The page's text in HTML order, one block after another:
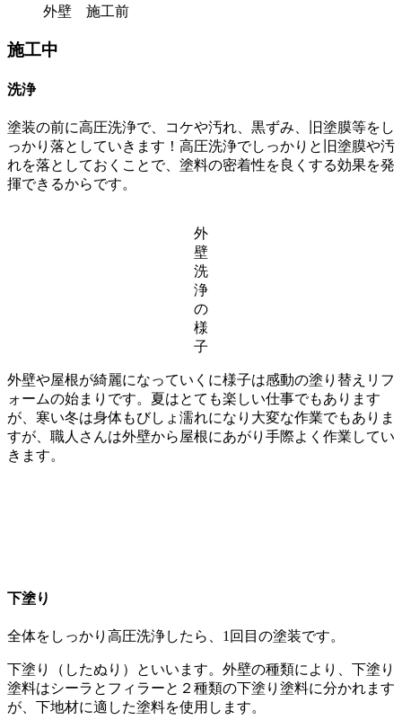
外壁 施工前
施工中
洗浄
塗装の前に高圧洗浄で、コケや汚れ、黒ずみ、旧塗膜等をし
っかり落としていきます！高圧洗浄でしっかりと旧塗膜や汚
れを落としておくことで、塗料の密着性を良くする効果を発
揮できるからです。
外
壁
洗
浄
の
様
子
外壁や屋根が綺麗になっていくに様子は感動の塗り替えリフ
ォームの始まりです。夏はとても楽しい仕事でもあります
が、寒い冬は身体もびしょ濡れになり大変な作業でもありま
すが、職人さんは外壁から屋根にあがり手際よく作業してい
きます。
下塗り
全体をしっかり高圧洗浄したら、1回目の塗装です。
下塗り（したぬり）といいます。外壁の種類により、下塗り
塗料はシーラとフィラーと２種類の下塗り塗料に分かれます
が、下地材に適した塗料を使用します。